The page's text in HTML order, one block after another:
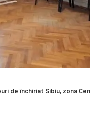
de închiriat Sibiu, zona